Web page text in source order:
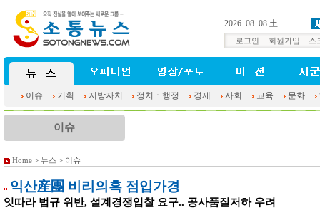
2026. 08. 08 土
로그인 회원가입 스
이슈 기획 지방자치 정치ㆍ행정 경제 사회 교육 문화
이슈
Home > 뉴스 > 이슈
익산産團 비리의혹 점입가경
잇따라 법규 위반, 설계경쟁입찰 요구.. 공사품질저하 우려